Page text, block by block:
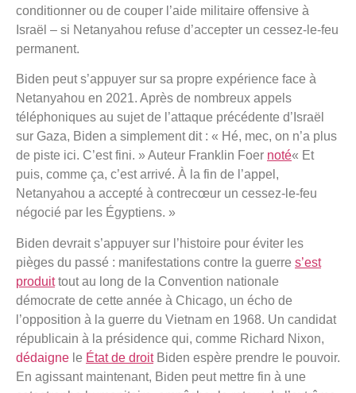
conditionner ou de couper l’aide militaire offensive à
Israël – si Netanyahou refuse d’accepter un cessez-le-feu
permanent.
Biden peut s’appuyer sur sa propre expérience face à
Netanyahou en 2021. Après de nombreux appels
téléphoniques au sujet de l’attaque précédente d’Israël
sur Gaza, Biden a simplement dit : « Hé, mec, on n’a plus
de piste ici. C’est fini. » Auteur Franklin Foer noté« Et
puis, comme ça, c’est arrivé. À la fin de l’appel,
Netanyahou a accepté à contrecœur un cessez-le-feu
négocié par les Égyptiens. »
Biden devrait s’appuyer sur l’histoire pour éviter les
pièges du passé : manifestations contre la guerre s’est
produittout au long de la Convention nationale
démocrate de cette année à Chicago, un écho de
l’opposition à la guerre du Vietnam en 1968. Un candidat
républicain à la présidence qui, comme Richard Nixon,
dédaigne le État de droitBiden espère prendre le pouvoir.
En agissant maintenant, Biden peut mettre fin à une